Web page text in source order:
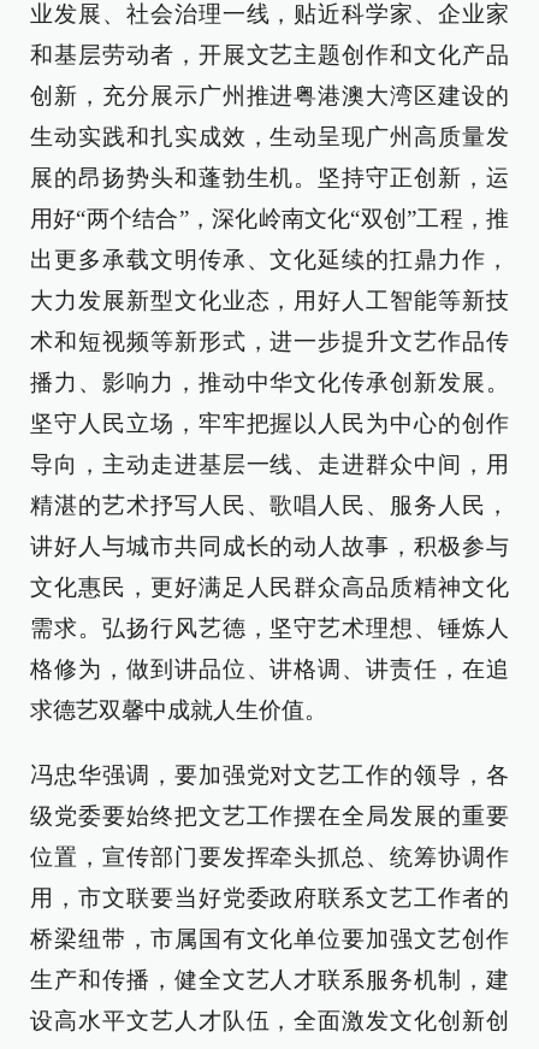
业发展、社会治理一线，贴近科学家、企业家
和基层劳动者，开展文艺主题创作和文化产品
创新，充分展示广州推进粤港澳大湾区建设的
生动实践和扎实成效，生动呈现广州高质量发
展的昂扬势头和蓬勃生机。坚持守正创新，运
用好“两个结合”，深化岭南文化“双创”工程，推
出更多承载文明传承、文化延续的扛鼎力作，
大力发展新型文化业态，用好人工智能等新技
术和短视频等新形式，进一步提升文艺作品传
播力、影响力，推动中华文化传承创新发展。
坚守人民立场，牢牢把握以人民为中心的创作
导向，主动走进基层一线、走进群众中间，用
精湛的艺术抒写人民、歌唱人民、服务人民，
讲好人与城市共同成长的动人故事，积极参与
文化惠民，更好满足人民群众高品质精神文化
需求。弘扬行风艺德，坚守艺术理想、锤炼人
格修为，做到讲品位、讲格调、讲责任，在追
求德艺双馨中成就人生价值。
冯忠华强调，要加强党对文艺工作的领导，各
级党委要始终把文艺工作摆在全局发展的重要
位置，宣传部门要发挥牵头抓总、统筹协调作
用，市文联要当好党委政府联系文艺工作者的
桥梁纽带，市属国有文化单位要加强文艺创作
生产和传播，健全文艺人才联系服务机制，建
设高水平文艺人才队伍，全面激发文化创新创